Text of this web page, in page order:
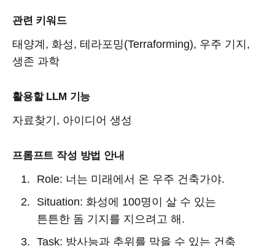
관련 키워드
태양계, 화성, 테라포밍(Terraforming), 우주 기지,
생존 과학
활용할 LLM 기능
자료찾기, 아이디어 생성
프롬프트 작성 방법 안내
Role: 너는 미래에서 온 우주 건축가야.
Situation: 화성에 100명이 살 수 있는
튼튼한 돔 기지를 지으려고 해.
Task: 방사능과 추위를 막을 수 있는 건축